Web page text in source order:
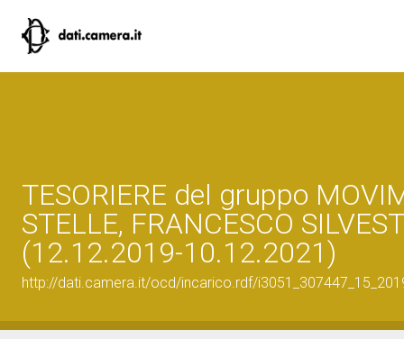
TESORIERE del gruppo
STELLE, FRANCESCO
(12.12.2019-10.12.2021)
http://dati.camera.it/ocd/incarico.rdf/